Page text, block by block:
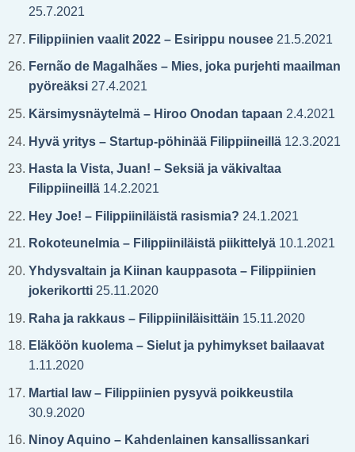
25.7.2021
Filippiinien vaalit 2022 – Esirippu nousee21.5.2021
Fernão de Magalhães – Mies, joka purjehti maailman
pyöreäksi27.4.2021
Kärsimysnäytelmä – Hiroo Onodan tapaan 2.4.2021
Hyvä yritys – Startup-pöhinää Filippiineillä12.3.2021
Hasta la Vista, Juan! – Seksiä ja väkivaltaa
Filippiineillä14.2.2021
Hey Joe! – Filippiiniläistä rasismia? 24.1.2021
Rokoteunelmia – Filippiiniläistä piikittelyä10.1.2021
Yhdysvaltain ja Kiinan kauppasota – Filippiinien
jokerikortti25.11.2020
Raha ja rakkaus – Filippiiniläisittäin 15.11.2020
Eläköön kuolema – Sielut ja pyhimykset bailaavat
1.11.2020
Martial law – Filippiinien pysyvä poikkeustila
30.9.2020
Ninoy Aquino – Kahdenlainen kansallissankari